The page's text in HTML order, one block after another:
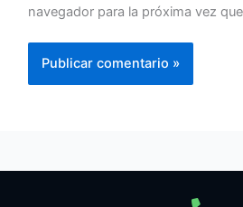
navegador para la próxima vez